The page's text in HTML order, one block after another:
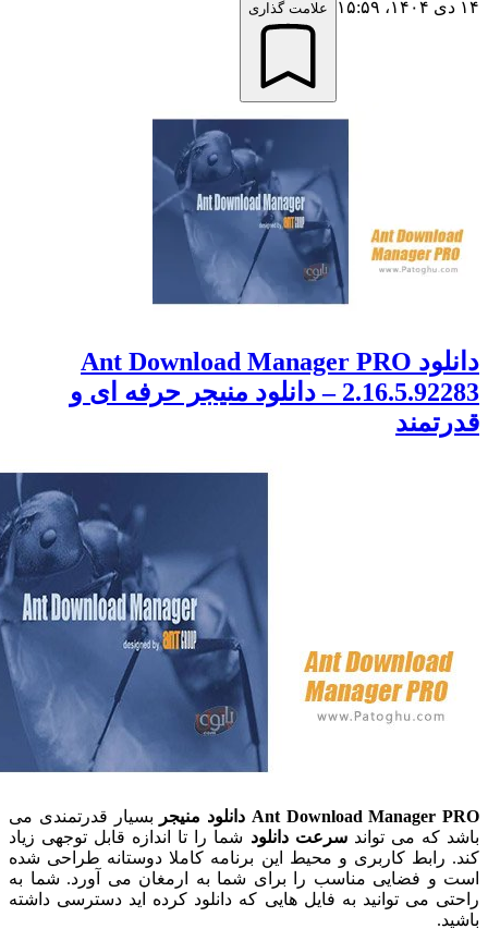
علامت گذاری
دانلود Ant Download Manager PRO
2.16.5.92283 – دانلود منیجر حرفه ای و
Ant Download دانلود منیجربسیار قدرتمندی می
می تواند سرعت دانلودشما را تا اندازه قابل توجهی زیاد
کاربری و محیط این برنامه کاملا دوستانه طراحی شده
فضایی مناسب را برای شما به ارمغان می آورد. شما به
می توانید به فایل هایی که دانلود کرده اید دسترسی داشته